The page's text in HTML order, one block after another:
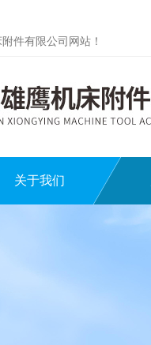
件有限公司网站！
关于我们